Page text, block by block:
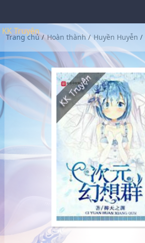
KK Truyện
Trang chủ/ Hoàn thành/ Huyền Huyễn /